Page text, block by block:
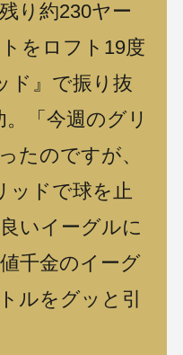
り約230ヤー
をロフト19度
ド』で振り抜
「今週のグリ
たのですが、
ッドで球を止
いイーグルに
千金のイーグ
ルをグッと引